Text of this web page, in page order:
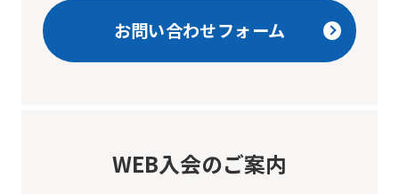
お問い合わせフォーム
WEB入会のご案内